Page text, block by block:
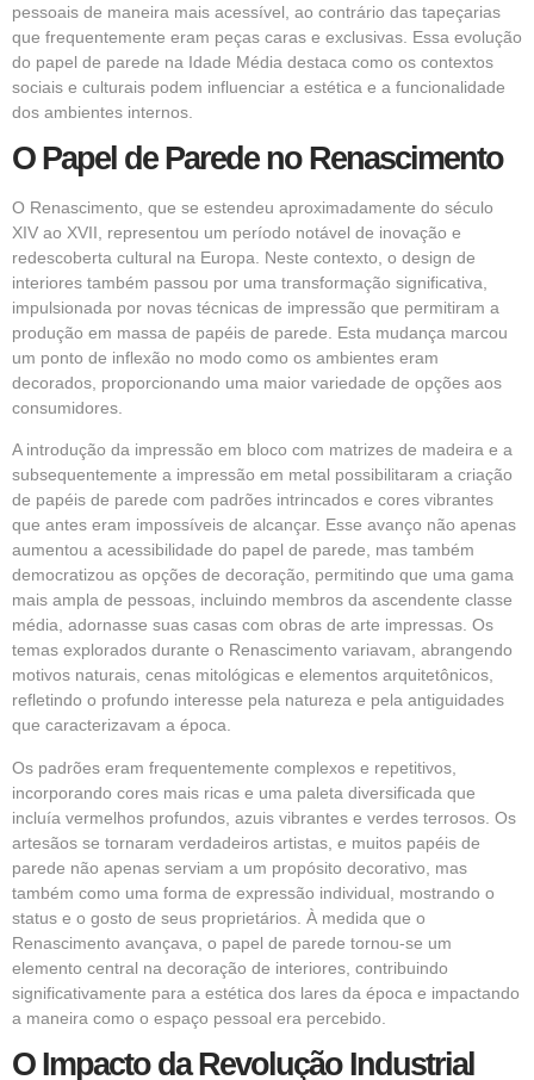
pessoais de maneira mais acessível, ao contrário das tapeçarias
que frequentemente eram peças caras e exclusivas. Essa evolução
do papel de parede na Idade Média destaca como os contextos
sociais e culturais podem influenciar a estética e a funcionalidade
dos ambientes internos.
O Papel de Parede no Renascimento
O Renascimento, que se estendeu aproximadamente do século
XIV ao XVII, representou um período notável de inovação e
redescoberta cultural na Europa. Neste contexto, o design de
interiores também passou por uma transformação significativa,
impulsionada por novas técnicas de impressão que permitiram a
produção em massa de papéis de parede. Esta mudança marcou
um ponto de inflexão no modo como os ambientes eram
decorados, proporcionando uma maior variedade de opções aos
consumidores.
A introdução da impressão em bloco com matrizes de madeira e a
subsequentemente a impressão em metal possibilitaram a criação
de papéis de parede com padrões intrincados e cores vibrantes
que antes eram impossíveis de alcançar. Esse avanço não apenas
aumentou a acessibilidade do papel de parede, mas também
democratizou as opções de decoração, permitindo que uma gama
mais ampla de pessoas, incluindo membros da ascendente classe
média, adornasse suas casas com obras de arte impressas. Os
temas explorados durante o Renascimento variavam, abrangendo
motivos naturais, cenas mitológicas e elementos arquitetônicos,
refletindo o profundo interesse pela natureza e pela antiguidades
que caracterizavam a época.
Os padrões eram frequentemente complexos e repetitivos,
incorporando cores mais ricas e uma paleta diversificada que
incluía vermelhos profundos, azuis vibrantes e verdes terrosos. Os
artesãos se tornaram verdadeiros artistas, e muitos papéis de
parede não apenas serviam a um propósito decorativo, mas
também como uma forma de expressão individual, mostrando o
status e o gosto de seus proprietários. À medida que o
Renascimento avançava, o papel de parede tornou-se um
elemento central na decoração de interiores, contribuindo
significativamente para a estética dos lares da época e impactando
a maneira como o espaço pessoal era percebido.
O Impacto da Revolução Industrial